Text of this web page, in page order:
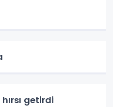
getirdi